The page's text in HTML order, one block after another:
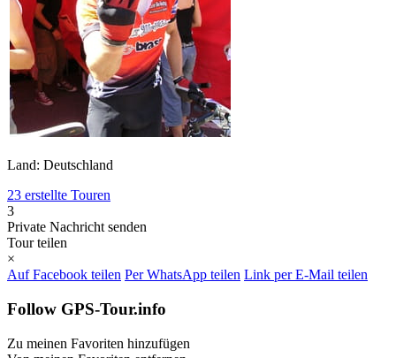
Land: Deutschland
23 erstellte Touren
3
Private Nachricht senden
Tour teilen
×
Auf Facebook teilen Per WhatsApp teilen Link per E-Mail teilen
Follow GPS-Tour.info
Zu meinen Favoriten hinzufügen